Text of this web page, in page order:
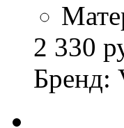
2 330
Бренд: